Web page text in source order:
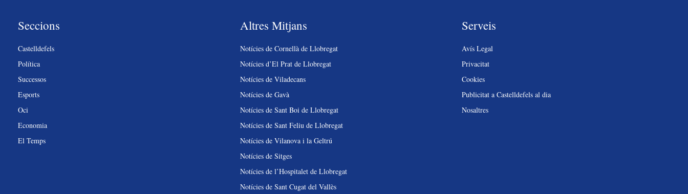
Seccions
Castelldefels
Política
Successos
Esports
Oci
Economia
El Temps
Altres Mitjans
Notícies de Cornellà de Llobregat
Notícies d’El Prat de Llobregat
Notícies de Viladecans
Notícies de Gavà
Notícies de Sant Boi de Llobregat
Notícies de Sant Feliu de Llobregat
Notícies de Vilanova i la Geltrú
Notícies de Sitges
Notícies de l’Hospitalet de Llobregat
Notícies de Sant Cugat del Vallès
Serveis
Avís Legal
Privacitat
Cookies
Publicitat a Castelldefels al dia
Nosaltres